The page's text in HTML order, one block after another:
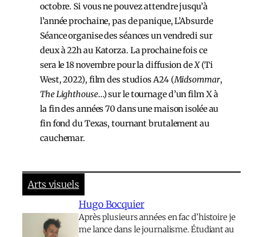
octobre. Si vous ne pouvez attendre jusqu’à
l’année prochaine, pas de panique, L’Absurde
Séance organise des séances un vendredi sur
deux à 22h au Katorza. La prochaine fois ce
sera le 18 novembre pour la diffusion deX(Ti
West, 2022), film des studios A24 (Midsommar,
The Lighthouse…) sur le tournage d’un film X à
la fin des années 70 dans une maison isolée au
fin fond du Texas, tournant brutalement au
cauchemar.
Arts visuels
Hugo Bocquier
Après plusieurs années en fac d’histoire je
me lance dans le journalisme. Étudiant au